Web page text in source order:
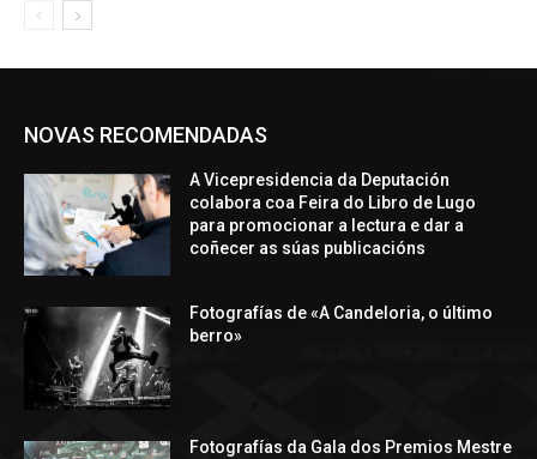
NOVAS RECOMENDADAS
A Vicepresidencia da Deputación
colabora coa Feira do Libro de Lugo
para promocionar a lectura e dar a
coñecer as súas publicacións
Fotografías de «A Candeloria, o último
berro»
Fotografías da Gala dos Premios Mestre